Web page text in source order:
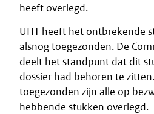
heeft overlegd.
UHT heeft het ontbrekende
alsnog toegezonden. De
deelt het standpunt dat dit
dossier had behoren te
toegezonden zijn alle op
hebbende stukken overlegd.